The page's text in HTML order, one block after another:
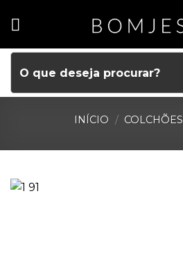
INÍCIO / COLCHÕES